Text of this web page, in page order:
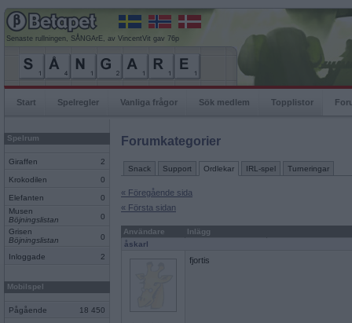
Senaste rullningen, SÅNGArE, av VincentVit gav 76p
Start Spelregler Vanliga frågor Sök medlem Topplistor
Spelrum
Giraffen 2
Krokodilen 0
Elefanten
0
Musen
Böjningslistan
0
Grisen
Böjningslistan
0
Inloggade 2
Mobilspel
Pågående 18 450
Forumkategorier
Snack Support Ordlekar IRL-spel Turneringar
« Föregående sida
« Första sidan
Användare
Inlägg
åskarl
fjortis